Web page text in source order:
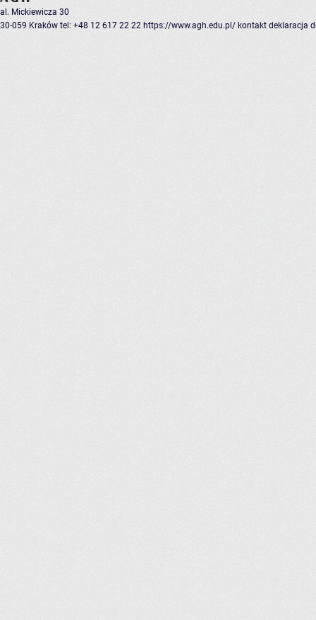
al. Mickiewicza 30
30-059 Kraków tel: +48 12 617 22 22 https://www.agh.edu.pl/ kontakt deklaracja